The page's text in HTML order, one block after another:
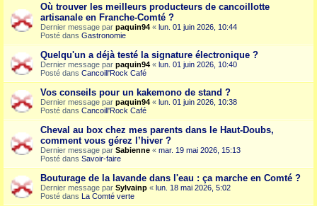
Où trouver les meilleurs producteurs de cancoillotte
artisanale en Franche-Comté ?
Dernier message par paquin94 « lun. 01 juin 2026, 10:44
Posté dans Gastronomie
Quelqu'un a déjà testé la signature électronique ?
Dernier message par paquin94 « lun. 01 juin 2026, 10:40
Posté dans Cancoill'Rock Café
Vos conseils pour un kakemono de stand ?
Dernier message par paquin94 « lun. 01 juin 2026, 10:38
Posté dans Cancoill'Rock Café
Cheval au box chez mes parents dans le Haut-Doubs,
comment vous gérez l’hiver ?
Dernier message par Sabienne « mar. 19 mai 2026, 15:13
Posté dans Savoir-faire
Bouturage de la lavande dans l'eau : ça marche en Comté ?
Dernier message par Sylvainp « lun. 18 mai 2026, 5:02
Posté dans La Comté verte